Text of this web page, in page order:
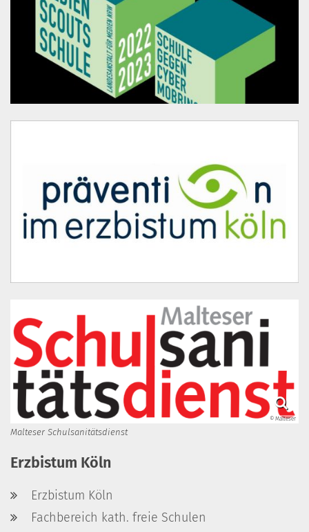
© Malteser
Malteser Schulsanitätsdienst
Erzbistum Köln
Erzbistum Köln
Fachbereich kath. freie Schulen